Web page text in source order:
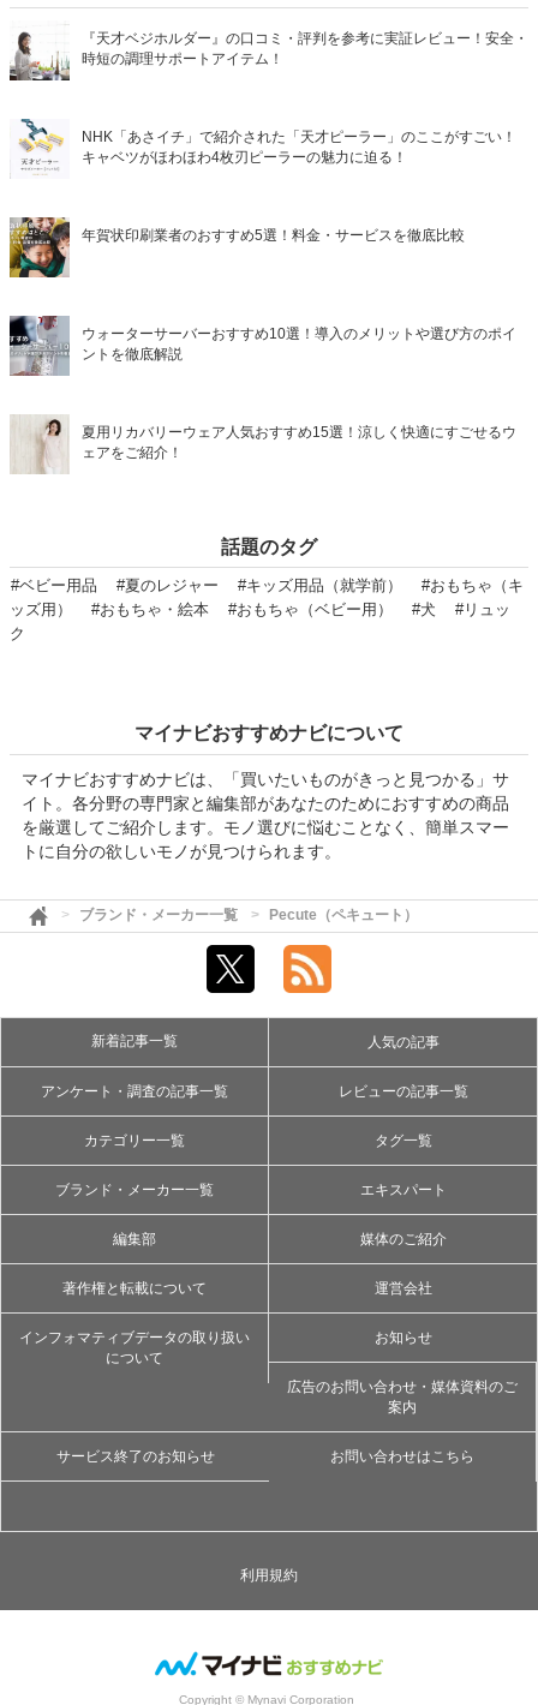
『天才ベジホルダー』の口コミ・評判を参考に実証レビュー！安全・
時短の調理サポートアイテム！
NHK「あさイチ」で紹介された「天才ピーラー」のここがすごい！
キャベツがほわほわ4枚刃ピーラーの魅力に迫る！
年賀状印刷業者のおすすめ5選！料金・サービスを徹底比較
ウォーターサーバーおすすめ10選！導入のメリットや選び方のポイ
ントを徹底解説
夏用リカバリーウェア人気おすすめ15選！涼しく快適にすごせるウ
ェアをご紹介！
話題のタグ
#ベビー用品 #夏のレジャー #キッズ用品（就学前）
#おもちゃ（キ
ッズ用）
#おもちゃ・絵本 #おもちゃ（ベビー用） #犬
#リュッ
ク
マイナビおすすめナビについて
マイナビおすすめナビは、「買いたいものがきっと見つかる」サ
イト。各分野の専門家と編集部があなたのためにおすすめの商品
を厳選してご紹介します。モノ選びに悩むことなく、簡単スマー
トに自分の欲しいモノが見つけられます。
ブランド・メーカー一覧 Pecute（ペキュート）
新着記事一覧 人気の記事
アンケート・調査の記事一覧 レビューの記事一覧
カテゴリー一覧 タグ一覧
ブランド・メーカー一覧 エキスパート
編集部 媒体のご紹介
著作権と転載について 運営会社
インフォマティブデータの取り扱い
について
お知らせ
広告のお問い合わせ・媒体資料のご
案内
サービス終了のお知らせ お問い合わせはこちら
利用規約
Copyright © Mynavi Corporation